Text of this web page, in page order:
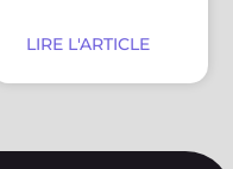
LIRE L'ARTICLE